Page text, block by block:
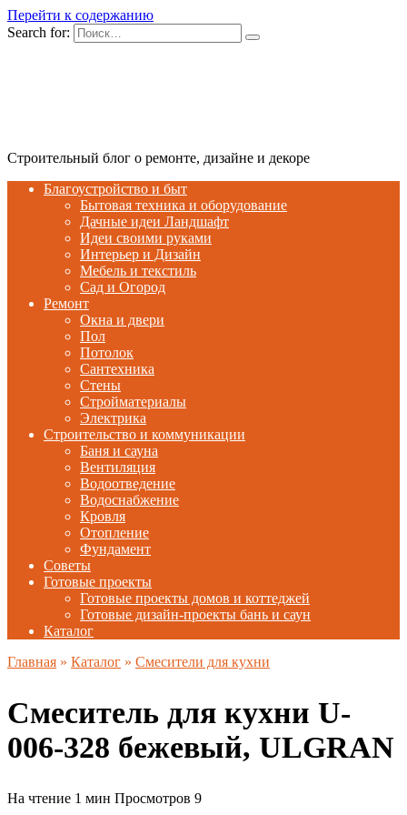
Перейти к содержанию
Search for:
Строительный блог о ремонте, дизайне и декоре
Благоустройство и быт
Бытовая техника и оборудование
Дачные идеи Ландшафт
Идеи своими руками
Интерьер и Дизайн
Мебель и текстиль
Сад и Огород
Ремонт
Окна и двери
Пол
Потолок
Сантехника
Стены
Стройматериалы
Электрика
Строительство и коммуникации
Баня и сауна
Вентиляция
Водоотведение
Водоснабжение
Кровля
Отопление
Фундамент
Советы
Готовые проекты
Готовые проекты домов и коттеджей
Готовые дизайн-проекты бань и саун
Каталог
Главная » Каталог » Смесители для кухни
Смеситель для кухни U-
006-328 бежевый, ULGRAN
На чтение 1 мин Просмотров 9